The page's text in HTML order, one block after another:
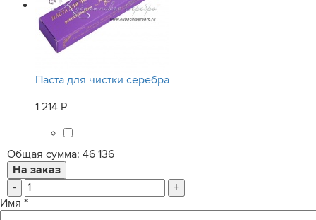
Паста для чистки серебра
1 214 Р
Общая сумма: 46 136
-
+
Имя *